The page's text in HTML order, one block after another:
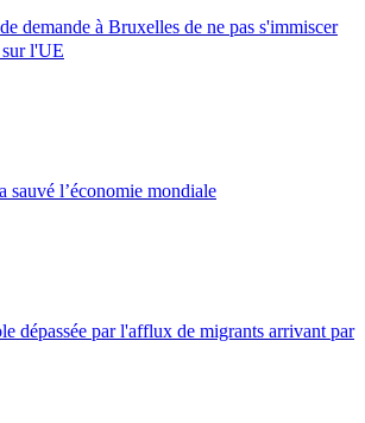
demande à Bruxelles de ne pas s'immiscer
sur l'UE
sauvé l’économie mondiale
dépassée par l'afflux de migrants arrivant par